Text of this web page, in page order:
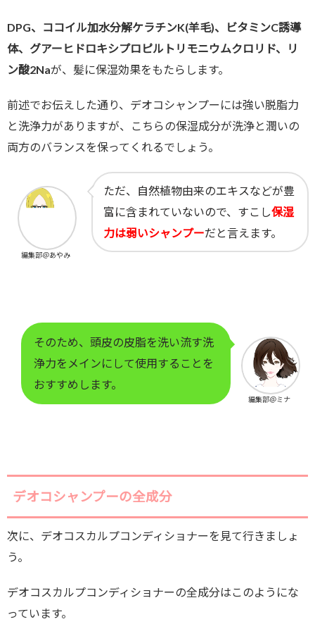
DPG、ココイル加水分解ケラチンK(羊毛)、ビタミンC誘導
体、グアーヒドロキシプロピルトリモニウムクロリド、リ
ン酸2Naが、髪に保湿効果をもたらします。
前述でお伝えした通り、デオコシャンプーには強い脱脂力
と洗浄力がありますが、こちらの保湿成分が洗浄と潤いの
両方のバランスを保ってくれるでしょう。
ただ、自然植物由来のエキスなどが豊
富に含まれていないので、すこし保湿
力は弱いシャンプーだと言えます。
編集部＠あやみ
そのため、頭皮の皮脂を洗い流す洗
浄力をメインにして使用することを
おすすめします。
編集部＠ミナ
デオコシャンプーの全成分
次に、デオコスカルプコンディショナーを見て行きましょ
う。
デオコスカルプコンディショナーの全成分はこのようにな
っています。